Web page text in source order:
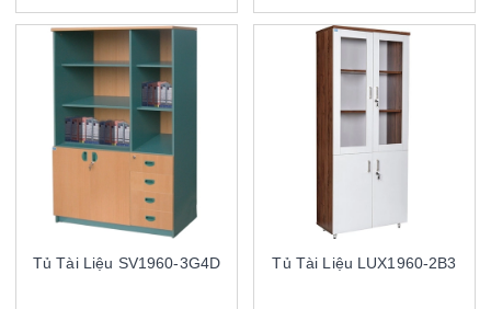
Tủ Tài Liệu SV1960-3G4D Tủ Tài Liệu LUX1960-2B3